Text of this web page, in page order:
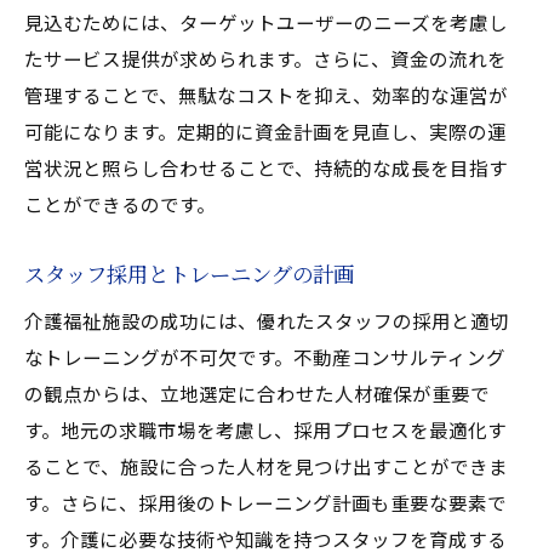
見込むためには、ターゲットユーザーのニーズを考慮し
たサービス提供が求められます。さらに、資金の流れを
管理することで、無駄なコストを抑え、効率的な運営が
可能になります。定期的に資金計画を見直し、実際の運
営状況と照らし合わせることで、持続的な成長を目指す
ことができるのです。
スタッフ採用とトレーニングの計画
介護福祉施設の成功には、優れたスタッフの採用と適切
なトレーニングが不可欠です。不動産コンサルティング
の観点からは、立地選定に合わせた人材確保が重要で
す。地元の求職市場を考慮し、採用プロセスを最適化す
ることで、施設に合った人材を見つけ出すことができま
す。さらに、採用後のトレーニング計画も重要な要素で
す。介護に必要な技術や知識を持つスタッフを育成する